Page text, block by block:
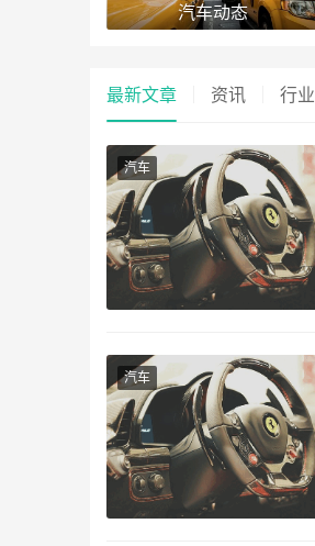
汽车动态
最新文章 资讯 行业
汽车
汽车